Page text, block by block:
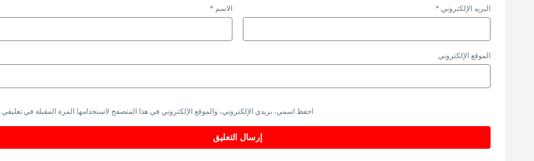
الاسم * البريد الإلكتروني *
الموقع الإلكتروني
احفظ اسمي، بريدي الإلكتروني، والموقع الإلكتروني في هذا المتصفح لاستخدامها المرة المقبلة في تعليقي.